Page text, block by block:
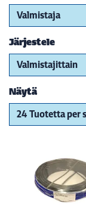
Järjestele
Näytä